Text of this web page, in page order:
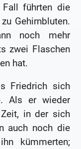
führten die
Gehirnbluten.
noch mehr
zwei Flaschen
hat.
Friedrich sich
Als er wieder
in der sich
auch noch die
kümmerten;